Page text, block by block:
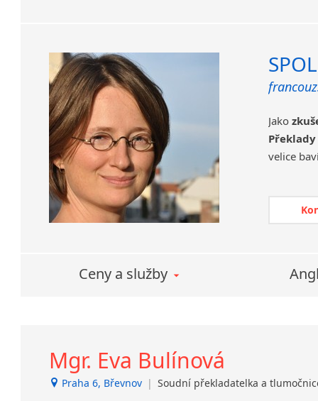
Jako
Překlady
velice
podoby
Ceny a služby
Mgr. Eva Bulínová
Praha 6, Břevnov | Soudní překladatelka a